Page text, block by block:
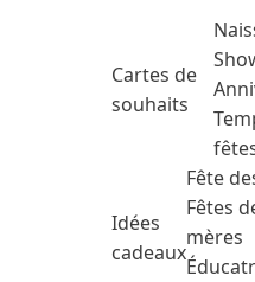
Cartes de
souhaits
Idées
cadeaux
Fête
Fêtes
mères